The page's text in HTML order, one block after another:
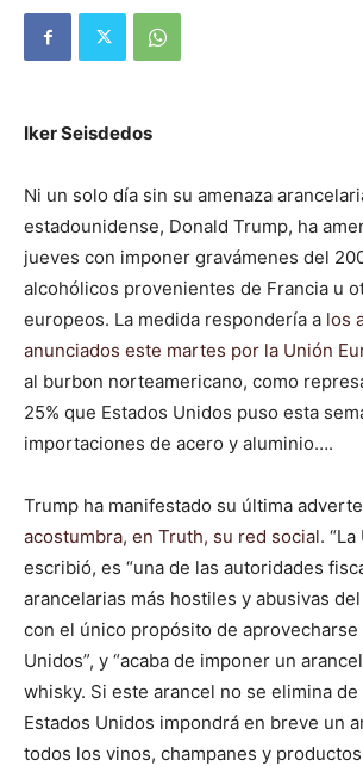
Iker Seisdedos
Ni un solo día sin su amenaza
estadounidense, Donald Trump, ha
jueves con imponer gravámenes del
alcohólicos provenientes de Francia u
europeos. La medida respondería a los
anunciados este martes por la Unión
al burbon norteamericano, como
25% que Estados Unidos puso esta
importaciones de acero y aluminio….
Trump ha manifestado su última
acostumbra, en Truth, su red social.
escribió, es “una de las autoridades
arancelarias más hostiles y abusivas
con el único propósito de aprovecharse
Unidos”, y “acaba de imponer un
whisky. Si este arancel no se elimina
Estados Unidos impondrá en breve un
todos los vinos, champanes y